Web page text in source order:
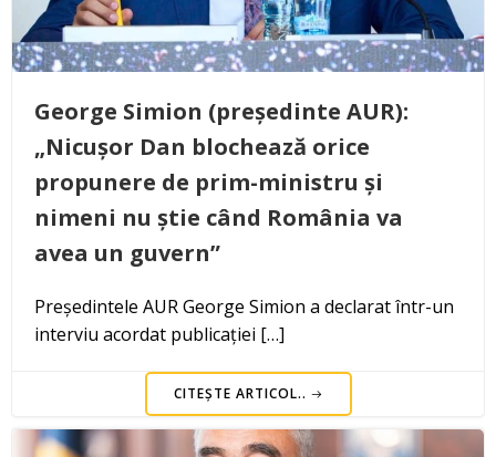
George Simion (președinte AUR):
„Nicușor Dan blochează orice
propunere de prim-ministru și
nimeni nu știe când România va
avea un guvern”
Președintele AUR George Simion a declarat într-un
interviu acordat publicației […]
CITEȘTE ARTICOL..